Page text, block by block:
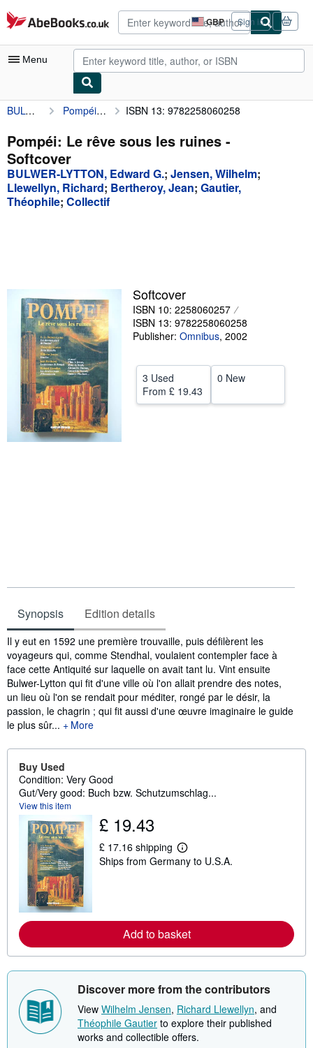
Skip to main content
AbeBooks.co.uk GBP
Site
shopping
preferences
Sign in
Menu
My Account
My Purchases
Advanced Search
Browse Collections
Rare Books
Start Selling
Help
BULWER-LYTTON, Edward G. Pompéi: Le rêve sous les ruines ISBN 13: 9782258060258
Pompéi: Le rêve sous les ruines -
Softcover
BULWER-LYTTON, Edward G.; Jensen, Wilhelm;
Llewellyn, Richard; Bertheroy, Jean; Gautier,
Théophile; Collectif
Softcover
ISBN 10: 2258060257
ISBN 13: 9782258060258
Publisher: Omnibus, 2002
3 Used
From £ 19.43
0 New
Synopsis Edition details
Synopsis
Il y eut en 1592 une première trouvaille, puis défilèrent les
voyageurs qui, comme Stendhal, voulaient contempler face à
face cette Antiquité sur laquelle on avait tant lu. Vint ensuite
Bulwer-Lytton qui fit d'une ville où l'on allait prendre des notes,
un lieu où l'on se rendait pour méditer, rongé par le désir, la
passion, le chagrin ; qui fit aussi d'une œuvre imaginaire le guide
le plus sûr...
More
Buy Used
Condition: Very Good
Gut/Very good: Buch bzw. Schutzumschlag...
View this item
£ 19.43
£ 17.16 shipping
L
e
e
a
b
t
h
i
p
p
Ships from Germany to U.S.A.
Add to basket
Discover more from the contributors
View Wilhelm Jensen, Richard Llewellyn, and
Théophile Gautier to explore their published
works and collectible offers.